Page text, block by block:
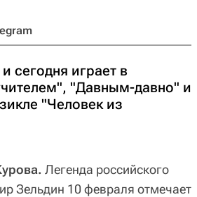
сегодня играет в
"Давным-давно" и
"Человек из
Легенда российского
Зельдин 10 февраля отмечает